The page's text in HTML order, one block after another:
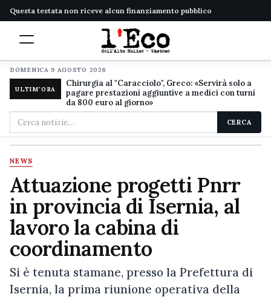
Questa testata non riceve alcun finanziamento pubblico
DOMENICA 9 AGOSTO 2026
ULTIM'ORA
Chirurgia al "Caracciolo", Greco: «Servirà solo a
pagare prestazioni aggiuntive a medici con turni
da 800 euro al giorno»
Cerca
nel
sito
CERCA
NEWS
Attuazione progetti Pnrr
in provincia di Isernia, al
lavoro la cabina di
coordinamento
Si è tenuta stamane, presso la Prefettura di
Isernia, la prima riunione operativa della